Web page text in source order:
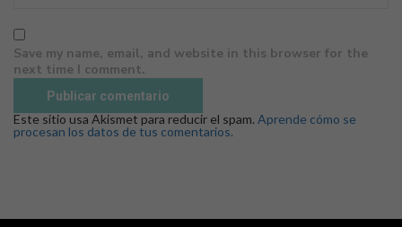
Save my name, email, and website in this browser for the
next time I comment.
Este sitio usa Akismet para reducir el spam. Aprende cómo se
procesan los datos de tus comentarios.